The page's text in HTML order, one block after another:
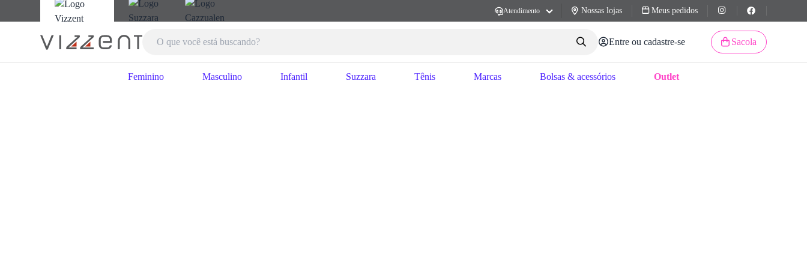
Atendimento Nossas lojas Meus pedidos
Entre ou cadastre-se Sacola
Feminino Masculino Infantil Suzzara Tênis Marcas Bolsas & acessórios Outlet